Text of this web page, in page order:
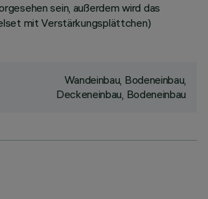
sein, außerdem wird das
mit Verstärkungsplättchen)
Wandeinbau, Bodeneinbau,
Deckeneinbau, Bodeneinbau